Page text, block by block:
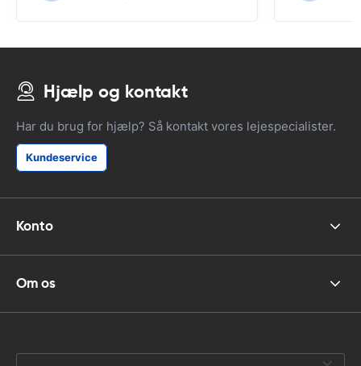
Hjælp og kontakt
Har du brug for hjælp? Så kontakt vores lejespecialister.
Kundeservice
Konto
Om os